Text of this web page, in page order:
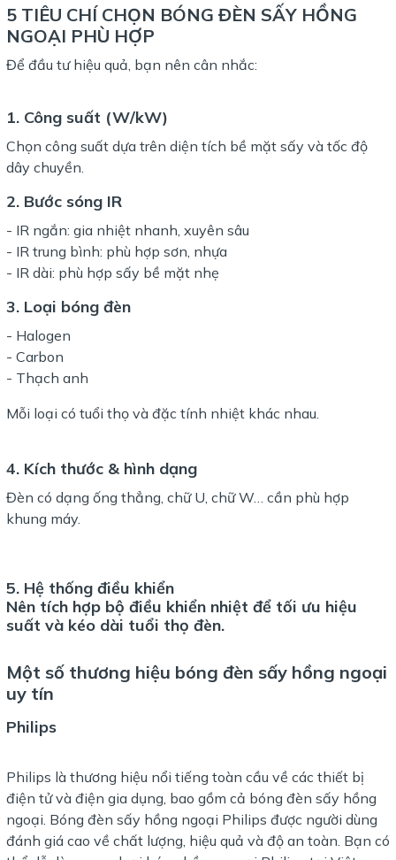
5 TIÊU CHÍ CHỌN BÓNG ĐÈN SẤY HỒNG
NGOẠI PHÙ HỢP
Để đầu tư hiệu quả, bạn nên cân nhắc:
1. Công suất (W/kW)
Chọn công suất dựa trên diện tích bề mặt sấy và tốc độ
dây chuyền.
2. Bước sóng IR
- IR ngắn: gia nhiệt nhanh, xuyên sâu
- IR trung bình: phù hợp sơn, nhựa
- IR dài: phù hợp sấy bề mặt nhẹ
3. Loại bóng đèn
- Halogen
- Carbon
- Thạch anh
Mỗi loại có tuổi thọ và đặc tính nhiệt khác nhau.
4. Kích thước & hình dạng
Đèn có dạng ống thẳng, chữ U, chữ W… cần phù hợp
khung máy.
5. Hệ thống điều khiển
Nên tích hợp bộ điều khiển nhiệt để tối ưu hiệu
suất và kéo dài tuổi thọ đèn.
Một số thương hiệu bóng đèn sấy hồng ngoại
uy tín
Philips
Philips là thương hiệu nổi tiếng toàn cầu về các thiết bị
điện tử và điện gia dụng, bao gồm cả bóng đèn sấy hồng
ngoại. Bóng đèn sấy hồng ngoại Philips được người dùng
đánh giá cao về chất lượng, hiệu quả và độ an toàn. Bạn có